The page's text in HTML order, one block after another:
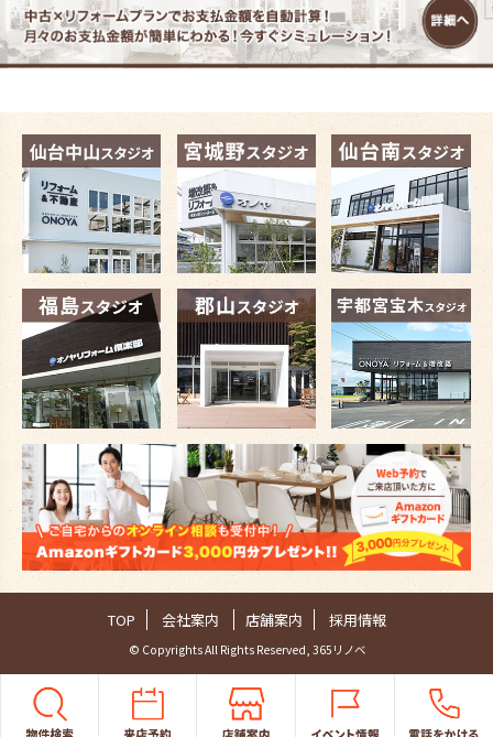
TOP 会社案内 店舗案内 採用情報
© Copyrights All Rights Reserved, 365リノベ